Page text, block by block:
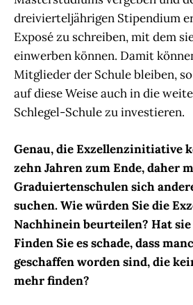
dreivierteljährigen Stipendium
Exposé zu schreiben, mit dem
einwerben können. Damit
Mitglieder der Schule bleiben,
auf diese Weise auch in die
Schlegel-Schule zu investieren.
Genau, die Exzellenzinitiative
zehn Jahren zum Ende, daher
Graduiertenschulen sich
suchen. Wie würden Sie die
Nachhinein beurteilen? Hat
Finden Sie es schade, dass
geschaffen worden sind, die
mehr finden?